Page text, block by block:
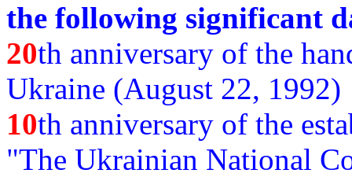
the following significant
20th anniversary of the
Ukraine (August 22, 1992)
10th anniversary of the
"The Ukrainian National